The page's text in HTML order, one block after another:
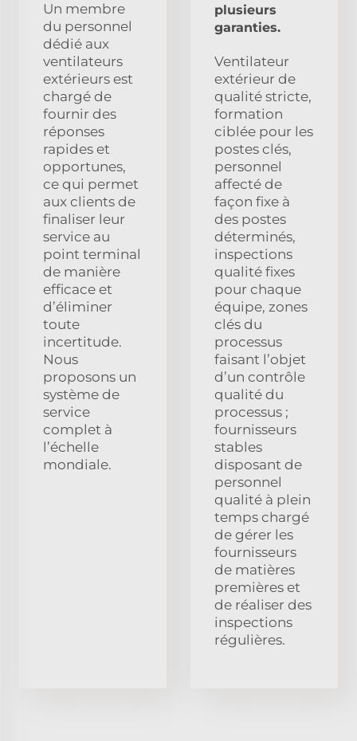
Un membre
du personnel
dédié aux
ventilateurs
extérieurs est
chargé de
fournir des
réponses
rapides et
opportunes,
ce qui permet
aux clients de
finaliser leur
service au
point terminal
de manière
efficace et
d’éliminer
toute
incertitude.
Nous
proposons un
système de
service
complet à
l’échelle
mondiale.
plusieurs
garanties.
Ventilateur
extérieur de
qualité stricte,
formation
ciblée pour les
postes clés,
personnel
affecté de
façon fixe à
des postes
déterminés,
inspections
qualité fixes
pour chaque
équipe, zones
clés du
processus
faisant l’objet
d’un contrôle
qualité du
processus ;
fournisseurs
stables
disposant de
personnel
qualité à plein
temps chargé
de gérer les
fournisseurs
de matières
premières et
de réaliser des
inspections
régulières.